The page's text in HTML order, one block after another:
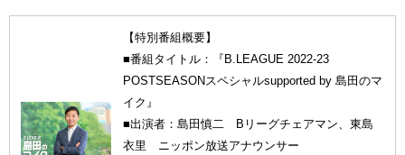
【特別番組概要】
■番組タイトル：『B.LEAGUE 2022-23
POSTSEASONスペシャルsupported by 島田のマ
イク』
■出演者：島田慎二 Bリーグチェアマン、東島
衣里 ニッポン放送アナウンサー